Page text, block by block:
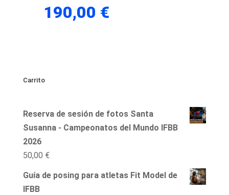
190,00 €
Carrito
Reserva de sesión de fotos Santa
Susanna - Campeonatos del Mundo IFBB
2026
50,00 €
Guía de posing para atletas Fit Model de
IFBB